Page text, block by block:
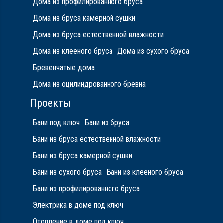
Дома из бруса камерной сушки
Дома из бруса естественной влажности
Дома из клееного бруса Дома из сухого бруса
Бревенчатые дома
Дома из оцилиндрованного бревна
Проекты
Бани под ключ Бани из бруса
Бани из бруса естественной влажности
Бани из бруса камерной сушки
Бани из сухого бруса Бани из клееного бруса
Бани из профилированного бруса
Электрика в доме под ключ